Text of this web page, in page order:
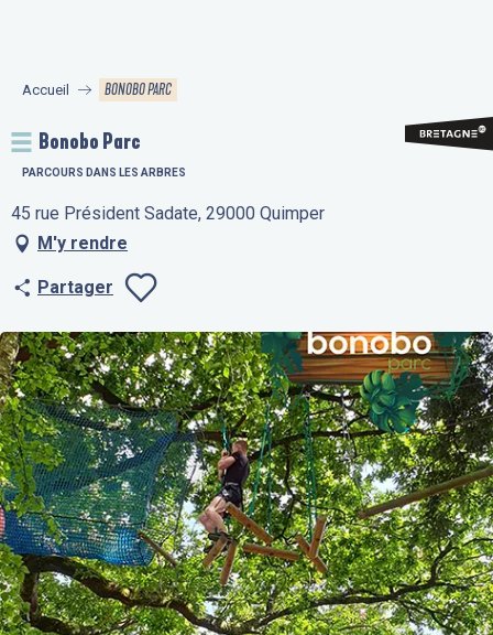
principal
Accueil BONOBO PARC
Bonobo Parc
PARCOURS DANS LES ARBRES
45 rue Président Sadate, 29000 Quimper
M'y rendre
Partager
Ajouter aux